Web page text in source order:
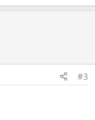
#3